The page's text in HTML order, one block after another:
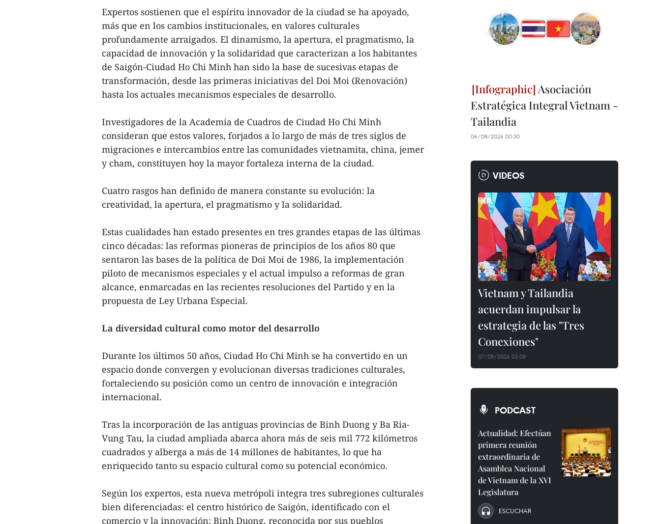
Expertos sostienen que el espíritu innovador de la ciudad se ha apoyado,
más que en los cambios institucionales, en valores culturales
profundamente arraigados. El dinamismo, la apertura, el pragmatismo, la
capacidad de innovación y la solidaridad que caracterizan a los habitantes
de Saigón-Ciudad Ho Chi Minh han sido la base de sucesivas etapas de
transformación, desde las primeras iniciativas del Doi Moi (Renovación)
hasta los actuales mecanismos especiales de desarrollo.
Investigadores de la Academia de Cuadros de Ciudad Ho Chi Minh
consideran que estos valores, forjados a lo largo de más de tres siglos de
migraciones e intercambios entre las comunidades vietnamita, china, jemer
y cham, constituyen hoy la mayor fortaleza interna de la ciudad.
Cuatro rasgos han definido de manera constante su evolución: la
creatividad, la apertura, el pragmatismo y la solidaridad.
Estas cualidades han estado presentes en tres grandes etapas de las últimas
cinco décadas: las reformas pioneras de principios de los años 80 que
sentaron las bases de la política de Doi Moi de 1986, la implementación
piloto de mecanismos especiales y el actual impulso a reformas de gran
alcance, enmarcadas en las recientes resoluciones del Partido y en la
propuesta de Ley Urbana Especial.
La diversidad cultural como motor del desarrollo
Durante los últimos 50 años, Ciudad Ho Chi Minh se ha convertido en un
espacio donde convergen y evolucionan diversas tradiciones culturales,
fortaleciendo su posición como un centro de innovación e integración
internacional.
Tras la incorporación de las antiguas provincias de Binh Duong y Ba Ria-
Vung Tau, la ciudad ampliada abarca ahora más de seis mil 772 kilómetros
cuadrados y alberga a más de 14 millones de habitantes, lo que ha
enriquecido tanto su espacio cultural como su potencial económico.
Según los expertos, esta nueva metrópoli integra tres subregiones culturales
bien diferenciadas: el centro histórico de Saigón, identificado con el
comercio y la innovación; Binh Duong, reconocida por sus pueblos
Asociación
Estratégica Integral Vietnam -
Tailandia
06/08/2026 00:30
VIDEOS
Vietnam y Tailandia
acuerdan impulsar la
estrategia de las "Tres
Conexiones"
07/08/2026 03:08
PODCAST
Actualidad: Efectúan
primera reunión
extraordinaria de
Asamblea Nacional
de Vietnam de la XVI
Legislatura
ESCUCHAR